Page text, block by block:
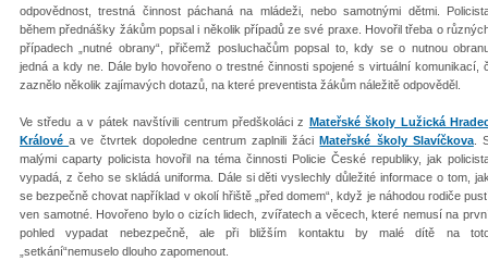
odpovědnost, trestná činnost páchaná na mládeži, nebo samotnými dětmi.
během přednášky žákům popsal i několik případů ze své praxe. Hovořil třeba o
případech „nutné obrany“, přičemž posluchačům popsal to, kdy se o nutnou
jedná a kdy ne. Dále bylo hovořeno o trestné činnosti spojené s virtuální
zaznělo několik zajímavých dotazů, na které preventista žákům náležitě odpověděl.
Ve středu a v pátek navštívili centrum předškoláci z Mateřské školy Lužická
Královéa ve čtvrtek dopoledne centrum zaplnili žáciMateřské školy Slavíčkova.
malými caparty policista hovořil na téma činnosti Policie České republiky, jak
vypadá, z čeho se skládá uniforma. Dále si děti vyslechly důležité informace o tom,
se bezpečně chovat například v okolí hřiště „před domem“, když je náhodou rodiče
ven samotné. Hovořeno bylo o cizích lidech, zvířatech a věcech, které nemusí na
pohled vypadat nebezpečně, ale při bližším kontaktu by malé dítě na
„setkání“nemuselo dlouho zapomenout.